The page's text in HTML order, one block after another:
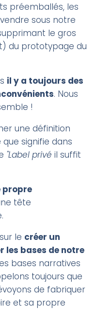
préemballés, les
sous notre
le gros
du prototypage du
il y a toujours des
. Nous
!
une définition
signifie dans
"Label privé il suffit
propre
tête
le créer un
les bases de notre
bases narratives
toujours que
de fabriquer
et sa propre